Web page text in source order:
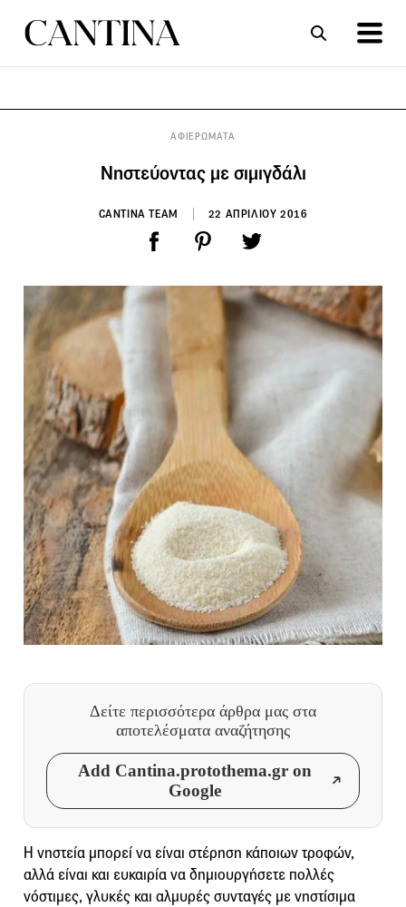
ΑΦΙΕΡΩΜΑΤΑ
Νηστεύοντας με σιμιγδάλι
CANTINA TEAM 22 ΑΠΡΙΛΙΟΥ 2016
Δείτε περισσότερα άρθρα μας στα
αποτελέσματα αναζήτησης
Add Cantina.protothema.gr on
Google
Η νηστεία μπορεί να είναι στέρηση κάποιων τροφών,
αλλά είναι και ευκαιρία να δημιουργήσετε πολλές
νόστιμες, γλυκές και αλμυρές συνταγές με νηστίσιμα